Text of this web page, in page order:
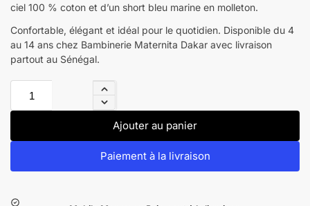
ciel 100 % coton et d’un short bleu marine en molleton.
Confortable, élégant et idéal pour le quotidien. Disponible du 4
au 14 ans chez Bambinerie Maternita Dakar avec livraison
partout au Sénégal.
Ajouter au panier
Paiement à la livraison